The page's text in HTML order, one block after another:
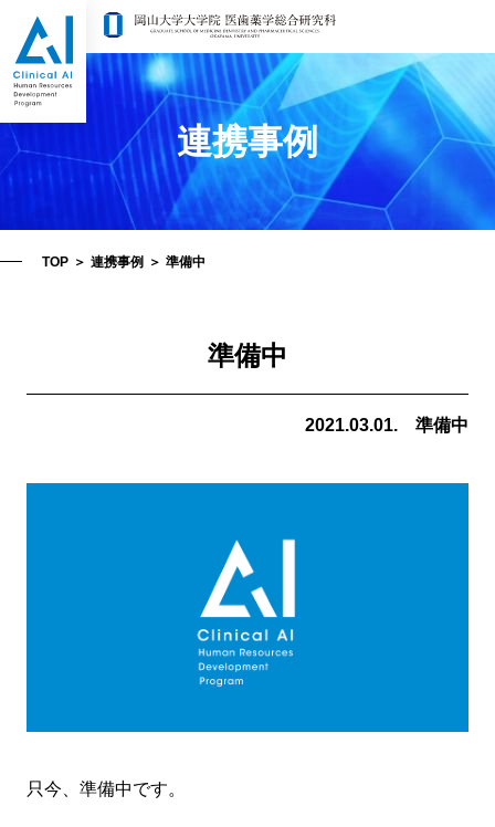
連携事例
TOP ＞ 連携事例 ＞ 準備中
準備中
2021.03.01. 準備中
只今、準備中です。